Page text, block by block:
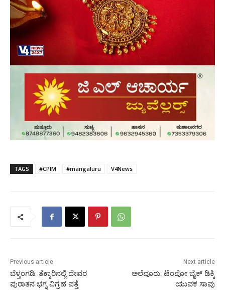
TAGS #CPIM #mangaluru V4News
Previous article
ಬೆಳ್ತಂಗಡಿ: ತೆಕ್ಕಾರಿನಲ್ಲಿ ದೇವರ
ಪುರಾತನ ಭಗ್ನ ವಿಗ್ರಹ ಪತ್ತೆ
Next article
ಅಲೆವೂರು: ಟೆಂಪೋ ಬೈಕ್ ಡಿಕ್ಕಿ
ಯುವಕ ಸಾವು